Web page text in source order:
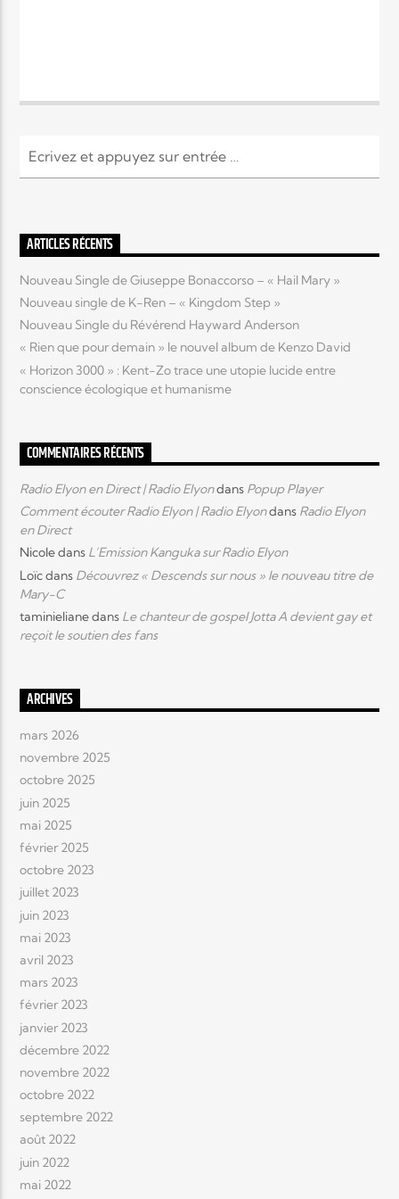
ARTICLES RÉCENTS
Nouveau Single de Giuseppe Bonaccorso – « Hail Mary »
Nouveau single de K-Ren – « Kingdom Step »
Nouveau Single du Révérend Hayward Anderson
« Rien que pour demain » le nouvel album de Kenzo David
« Horizon 3000 » : Kent-Zo trace une utopie lucide entre
conscience écologique et humanisme
COMMENTAIRES RÉCENTS
Radio Elyon en Direct | Radio Elyondans Popup Player
Comment écouter Radio Elyon | Radio Elyondans Radio Elyon
en Direct
Nicoledans L’Emission Kanguka sur Radio Elyon
Loïcdans Découvrez « Descends sur nous » le nouveau titre de
Mary-C
taminielianedans Le chanteur de gospel Jotta A devient gay et
reçoit le soutien des fans
ARCHIVES
mars 2026
novembre 2025
octobre 2025
juin 2025
mai 2025
février 2025
octobre 2023
juillet 2023
juin 2023
mai 2023
avril 2023
mars 2023
février 2023
janvier 2023
décembre 2022
novembre 2022
octobre 2022
septembre 2022
août 2022
juin 2022
mai 2022